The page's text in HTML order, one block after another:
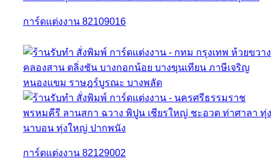
การ์ดแต่งงาน 82109016
การ์ดแต่งงาน 82129002